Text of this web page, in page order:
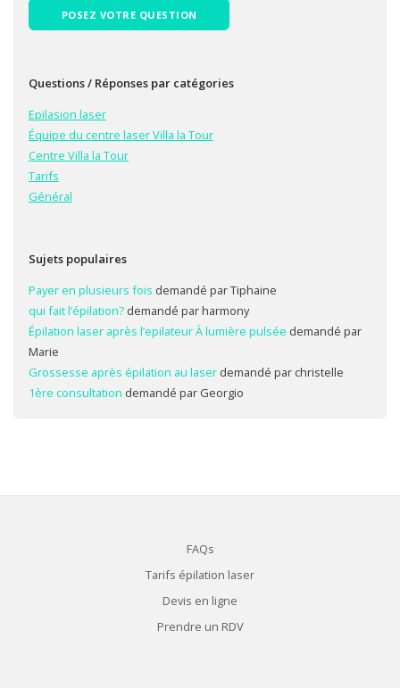
POSEZ VOTRE QUESTION
Questions / Réponses par catégories
Epilasion laser
Équipe du centre laser Villa la Tour
Centre Villa la Tour
Tarifs
Général
Sujets populaires
Payer en plusieurs fois demandé par Tiphaine
qui fait l’épilation?demandé par harmony
Épilation laser après l’epilateur À lumière pulsée demandé par
Marie
Grossesse après épilation au laserdemandé par christelle
1ère consultation demandé par Georgio
FAQs
Tarifs épilation laser
Devis en ligne
Prendre un RDV